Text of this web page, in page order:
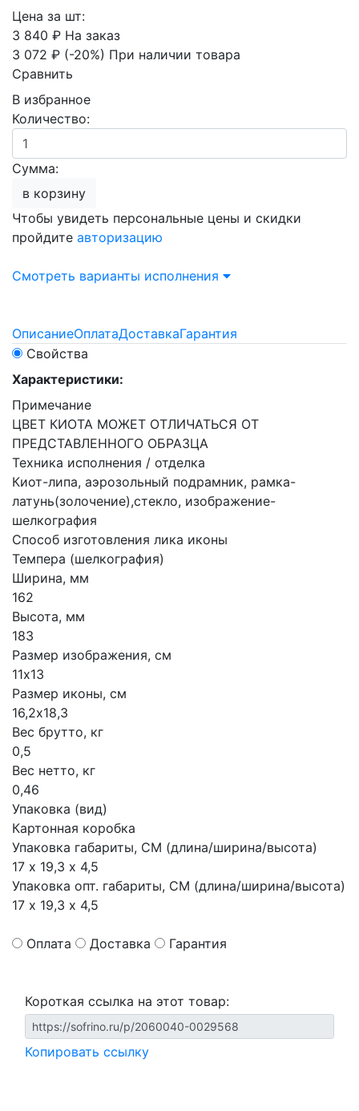
Цена за шт:
3 840 ₽ На заказ
3 072 ₽ (-20%) При наличии товара
Сравнить
В избранное
Количество:
Сумма:
в корзину
Чтобы увидеть персональные цены и скидки
пройдите авторизацию
Смотреть варианты исполнения
ОписаниеОплатаДоставкаГарантия
Свойства
Характеристики:
Примечание
ЦВЕТ КИОТА МОЖЕТ ОТЛИЧАТЬСЯ ОТ
ПРЕДСТАВЛЕННОГО ОБРАЗЦА
Техника исполнения / отделка
Киот-липа, аэрозольный подрамник, рамка-
латунь(золочение),стекло, изображение-
шелкография
Способ изготовления лика иконы
Темпера (шелкография)
Ширина, мм
162
Высота, мм
183
Размер изображения, см
11х13
Размер иконы, см
16,2х18,3
Вес брутто, кг
0,5
Вес нетто, кг
0,46
Упаковка (вид)
Картонная коробка
Упаковка габариты, СМ (длина/ширина/высота)
17 х 19,3 х 4,5
Упаковка опт. габариты, СМ (длина/ширина/высота)
17 х 19,3 х 4,5
Оплата Доставка Гарантия
Короткая ссылка на этот товар:
Копировать ссылку